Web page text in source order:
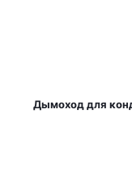
Дымоход для